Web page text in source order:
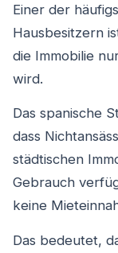
Einer der
Hausbesitzern
die Immobilie
wird.
Das spanische
dass
städtischen
Gebrauch
keine
Das bedeutet,